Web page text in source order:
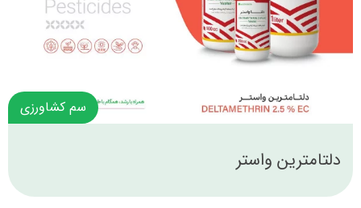
سم کشاورزی
دلتامترین واستر